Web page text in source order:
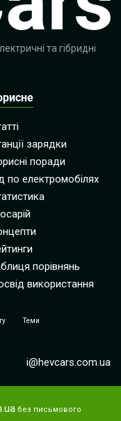
та гібридні
зарядки
поради
по електромобілях
порівнянь
використання
Теми
i@hevcars.com.ua
без письмового